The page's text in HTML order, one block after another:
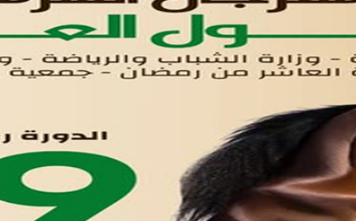
لوحه التحكم
اتصل بنا
تواصل معنا
مدينة العاشر من رمضان
01221020029
055-4494429